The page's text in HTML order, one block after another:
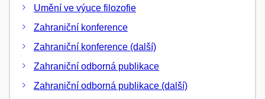
Umění ve výuce filozofie
Zahraniční konference
Zahraniční konference (další)
Zahraniční odborná publikace
Zahraniční odborná publikace (další)